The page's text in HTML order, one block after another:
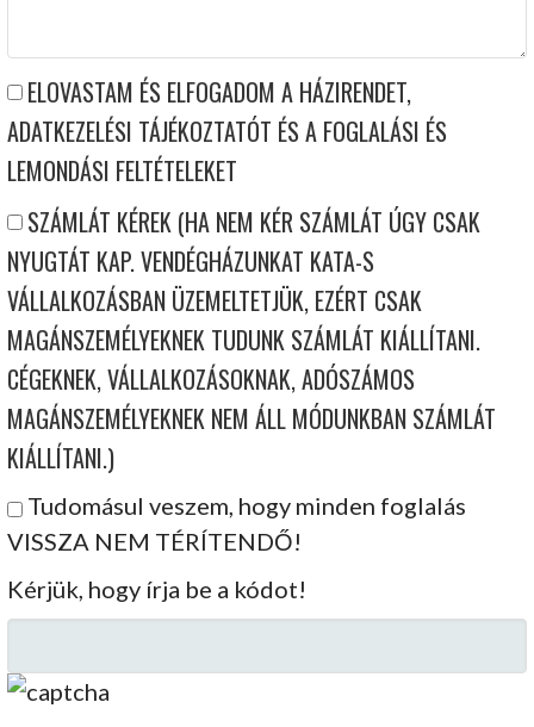
ELOVASTAM ÉS ELFOGADOM A HÁZIRENDET,
ADATKEZELÉSI TÁJÉKOZTATÓT ÉS A FOGLALÁSI ÉS
LEMONDÁSI FELTÉTELEKET
SZÁMLÁT KÉREK (HA NEM KÉR SZÁMLÁT ÚGY CSAK
NYUGTÁT KAP. VENDÉGHÁZUNKAT KATA-S
VÁLLALKOZÁSBAN ÜZEMELTETJÜK, EZÉRT CSAK
MAGÁNSZEMÉLYEKNEK TUDUNK SZÁMLÁT KIÁLLÍTANI.
CÉGEKNEK, VÁLLALKOZÁSOKNAK, ADÓSZÁMOS
MAGÁNSZEMÉLYEKNEK NEM ÁLL MÓDUNKBAN SZÁMLÁT
KIÁLLÍTANI.)
Tudomásul veszem, hogy minden foglalás
VISSZA NEM TÉRÍTENDŐ!
Kérjük, hogy írja be a kódot!